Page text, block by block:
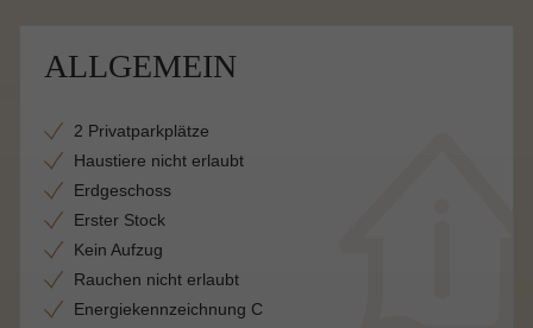
ALLGEMEIN
2 Privatparkplätze
Haustiere nicht erlaubt
Erdgeschoss
Erster Stock
Kein Aufzug
Rauchen nicht erlaubt
Energiekennzeichnung C